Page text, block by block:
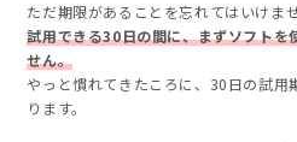
ただ期限があることを忘れてはいけませ
試用できる30日の間に、まずソフトを
せん。
やっと慣れてきたころに、30日の試用
ります。